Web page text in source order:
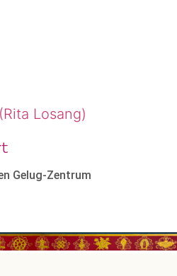
Losang)
Gelug-Zentrum